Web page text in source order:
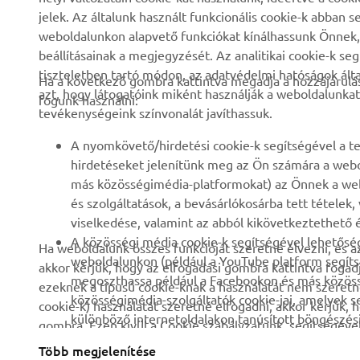
Rólunk
Hírek és Promóciók
Események
Sajtó
Brosúrák
Munka a Yamahánál
Legyen kereskedő
Emberi jogi szabályzat
Fenntarthatósági
alapirányelv
Bejelentés elküldése
eBike rendszerek
Hatóságok
Könnyű járművek
Gyors beavatkozók
Motoros iskola
Robotics
Partnerségek
Műszaki információk
független szervizeknek
Yamalube Safety Data
Sheets
Hungary (Hungarian)
jelek. Az általunk használt funkcionális cookie-k abban
weboldalunkon alapvető funkciókat kínálhassunk
beállításainak a megjegyzését. Az analitikai cookie-k
tiszteletben tartó módon, az adatvédelmi hatóságok
azt, hogy látogatóink miként használják a
tevékenységeink színvonalát javíthassuk.
Ha a következő gombra kattintva megadja a
fogunk használni:
A nyomkövető/hirdetési cookie-k segítségével a
hirdetéseket jelenítünk meg az Ön számára a
más közösségimédia-platformokat) az Önnek a
és szolgáltatások, a bevásárlókosárba tett
viselkedése, valamint az abból kikövetkeztethető
A közösségi média cookie-k segítségével
weboldalunkon (például a YouTube platform
megoszthassa például a Facebookon és más
közösségimédia-szolgáltatók cookie-jai, amelyek
különböző internetoldalakon tanúsított
Ha weboldalunk összes funkcióját szeretné élvezni, és
akkor kérjük, hogy az elfogadási gombra kattintva
ezeknek a típusú cookie-knak a használatát nem
cookie-k) használatát szeretné elfogadni, akkor kérjük,
gombra. Ezen kívül a Cookie szabályzatunk
Több megjelenítése